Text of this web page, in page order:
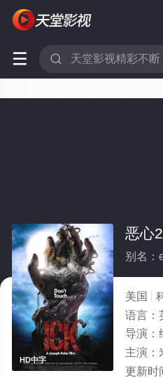
 
HD中字
恶心
别名：
美国
语言：
导演：
主演：
更新时